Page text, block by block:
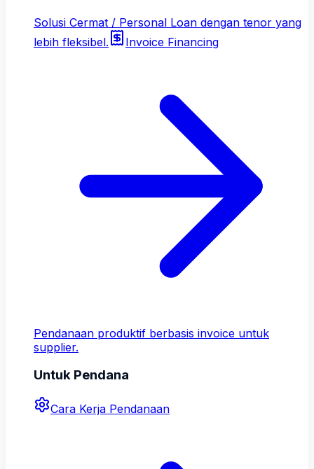
Solusi Cermat / Personal Loan dengan tenor yang
lebih fleksibel.
Invoice Financing
Pendanaan produktif berbasis invoice untuk
supplier.
Untuk Pendana
Cara Kerja Pendanaan